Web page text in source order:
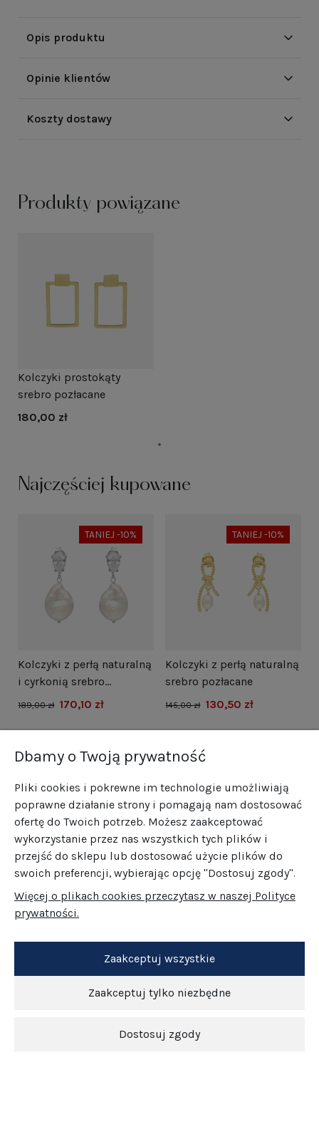
Opis produktu
Opinie klientów
Koszty dostawy
Produkty powiązane
Kolczyki prostokąty
srebro pozłacane
180,00 zł
Najczęściej kupowane
TANIEJ -10%
Kolczyki z perłą naturalną
i cyrkonią srebro
rodowane
189,00 zł 170,10 zł
TANIEJ -10%
Kolczyki z perłą naturalną
srebro pozłacane
145,00 zł 130,50 zł
Dbamy o Twoją prywatność
Pliki cookies i pokrewne im technologie umożliwiają
poprawne działanie strony i pomagają nam dostosować
ofertę do Twoich potrzeb. Możesz zaakceptować
wykorzystanie przez nas wszystkich tych plików i
przejść do sklepu lub dostosować użycie plików do
swoich preferencji, wybierając opcję "Dostosuj zgody".
Więcej o plikach cookies przeczytasz w naszej Polityce
prywatności.
Zaakceptuj tylko niezbędne
Dostosuj zgody
Zaakceptuj wszystkie